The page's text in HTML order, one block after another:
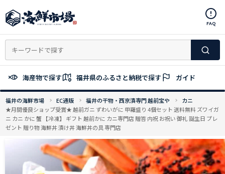
ン
ン
へ
ッ
プ
FAQ
海産物で探す 福井県のふるさと納税で探す ガイド
福井の海鮮市場 EC通販 福井の干物・西京漬専門 越前宝や
カニ
★月間優良ショップ受賞★ 越前ガニ ずわいがに 甲羅盛り 4個セット 送料無料 ズワイガ
ニ カニ かに 蟹 【冷凍】 ギフト 越前かに カニ専門店 贈答 内祝 お祝い 御礼 誕生日 プレ
ゼント 贈り物 海鮮丼 漬け丼 海鮮丼の具 専門店